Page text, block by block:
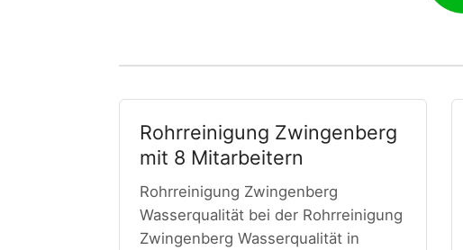
Rohrreinigung Zwingenberg
mit 8 Mitarbeitern
Rohrreinigung Zwingenberg
Wasserqualität bei der Rohrreinigung
Zwingenberg Wasserqualität in